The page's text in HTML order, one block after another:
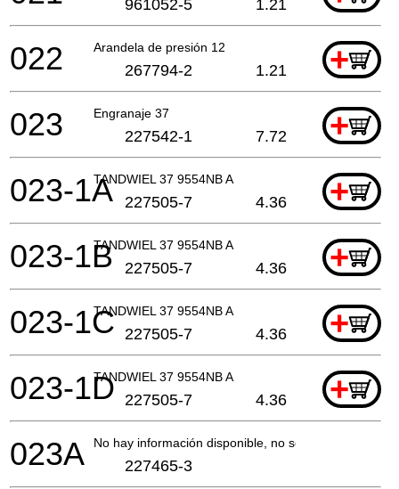
961052-5 1.21
Arandela de presión 12 +
022 267794-2 1.21
Engranaje 37 +
023 227542-1 7.72
TANDWIEL 37 9554NB A +
023-1A 227505-7 4.36
TANDWIEL 37 9554NB A +
023-1B 227505-7 4.36
TANDWIEL 37 9554NB A +
023-1C 227505-7 4.36
TANDWIEL 37 9554NB A +
023-1D 227505-7 4.36
No hay información disponible, no se puede pedir
023A 227465-3